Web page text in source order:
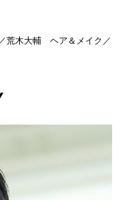
荒木大輔 ヘア＆メイク／